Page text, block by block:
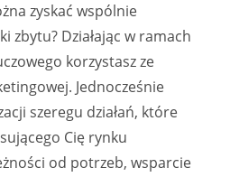
zyskać wspólnie
zbytu? Działając w ramach
korzystasz ze
Jednocześnie
szeregu działań, które
Cię rynku
od potrzeb, wsparcie